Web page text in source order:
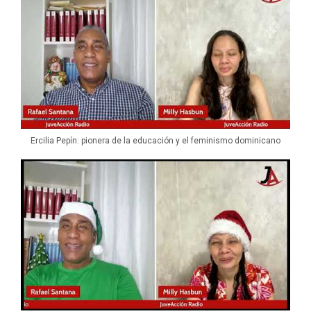
Ercilia Pepín: pionera de la educación y el feminismo dominicano